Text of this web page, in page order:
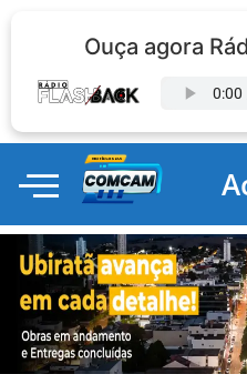
Ouça agora